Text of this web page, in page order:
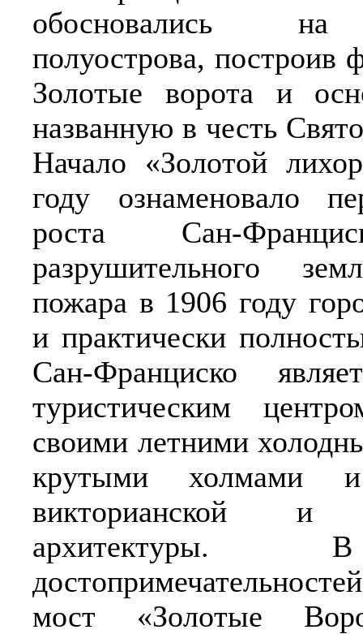
обосновались на
полуострова, построив
Золотые ворота и
названную в честь
Начало «Золотой
году ознаменовало
роста Сан-
разрушительного
пожара в 1906 году
и практически
Сан-Франциско
туристическим
своими летними
крутыми холмами и
викторианской и
мост «Золотые